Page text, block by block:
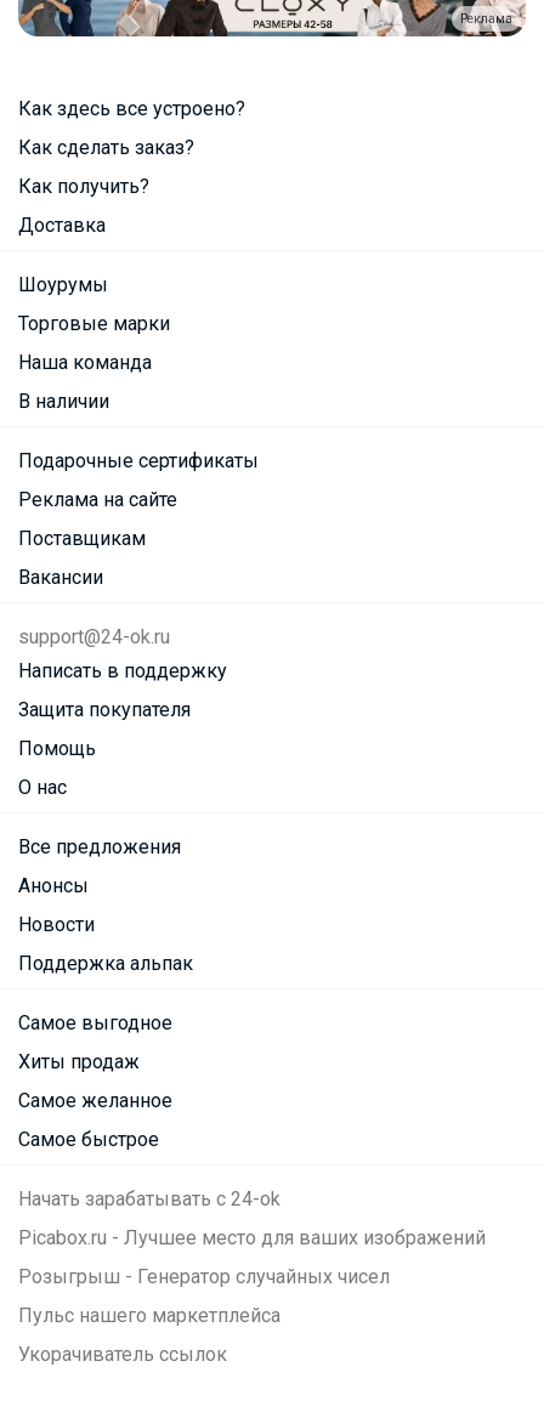
Реклама
Как здесь все устроено?
Как сделать заказ?
Как получить?
Доставка
Шоурумы
Торговые марки
Наша команда
В наличии
Подарочные сертификаты
Реклама на сайте
Поставщикам
Вакансии
support@24-ok.ru
Написать в поддержку
Защита покупателя
Помощь
О нас
Все предложения
Анонсы
Новости
Поддержка альпак
Самое выгодное
Хиты продаж
Самое желанное
Самое быстрое
Начать зарабатывать с 24-ok
Picabox.ru - Лучшее место для ваших изображений
Розыгрыш - Генератор случайных чисел
Пульс нашего маркетплейса
Укорачиватель ссылок